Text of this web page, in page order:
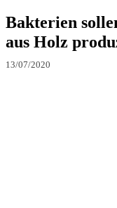
Bakterien
aus Holz
13/07/2020